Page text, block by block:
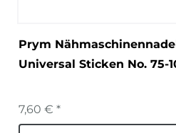
Prym
Universal Sticken No. 75-
7,60 € *